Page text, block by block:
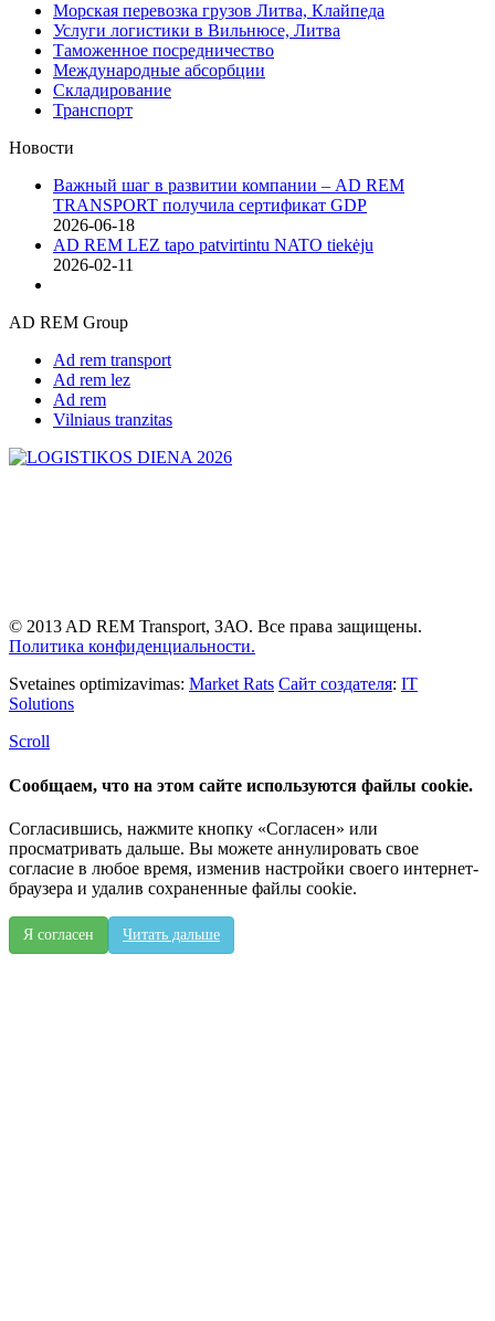
Морская перевозка грузов Литва, Клайпеда
Услуги логистики в Вильнюсе, Литва
Таможенное посредничество
Международные абсорбции
Складирование
Транспорт
Новости
Важный шаг в развитии компании – AD REM
TRANSPORT получила сертификат GDP
2026-06-18
AD REM LEZ tapo patvirtintu NATO tiekėju
2026-02-11
AD REM Group
Ad rem transport
Ad rem lez
Ad rem
Vilniaus tranzitas
© 2013 AD REM Transport, ЗАО. Все права защищены.
Политика конфиденциальности.
Svetaines optimizavimas: Market Rats Сайт создателя: IT
Solutions
Scroll
Сообщаем, что на этом сайте используются файлы cookie.
Согласившись, нажмите кнопку «Согласен» или
просматривать дальше. Вы можете аннулировать свое
согласие в любое время, изменив настройки своего интернет-
браузера и удалив сохраненные файлы cookie.
Я согласен Читать дальше